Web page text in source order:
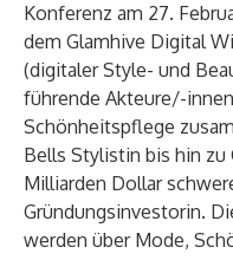
Konferenz am 27.
dem Glamhive Digital
(digitaler Style- und
führende Akteure/-
Schönheitspflege
Bells Stylistin bis hin zu
Milliarden Dollar
Gründungsinvestorin.
werden über Mode,